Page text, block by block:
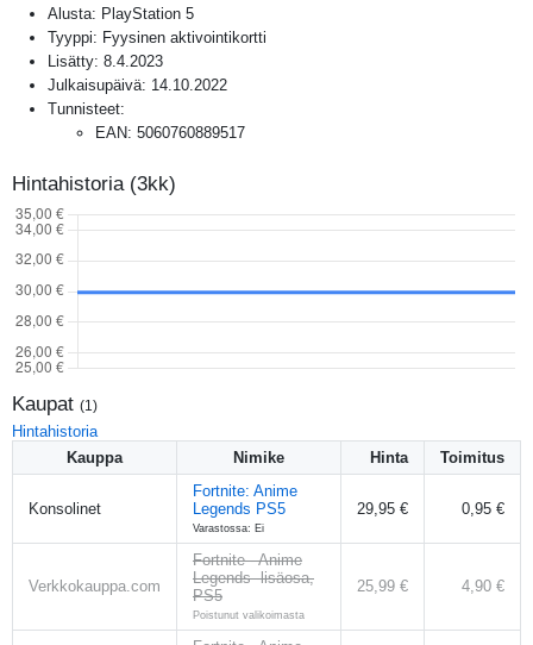
Alusta: PlayStation 5
Tyyppi: Fyysinen aktivointikortti
Lisätty: 8.4.2023
Julkaisupäivä: 14.10.2022
Tunnisteet:
EAN: 5060760889517
Hintahistoria (3kk)
Kaupat (1 )
Hintahistoria
Kauppa
Nimike Hinta Toimitus
Konsolinet
Fortnite: Anime
Legends PS5
Varastossa: Ei
29,95 € 0,95 €
Verkkokauppa.com
Fortnite - Anime
Legends -lisäosa,
PS5
Poistunut valikoimasta
25,99 € 4,90 €